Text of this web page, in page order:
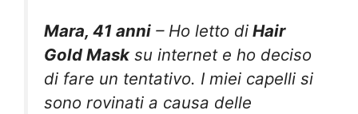
Mara, 41 anni – Ho letto di Hair
Gold Mask su internet e ho deciso
di fare un tentativo. I miei capelli si
sono rovinati a causa delle